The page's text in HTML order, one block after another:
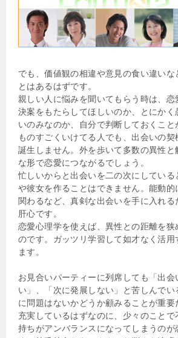
でも、価値観の相違や意見の食い違いな
とはあるはずです。
親しい人に悩みを聞いてもらう時は、
決案をもたらしてほしいのか、とにかく
いのみなのか、自分で判断しておくこと
ものすごくいけてる人でも、出会いの契
誕生しません。外を歩いて多数の異性と
な形で恋愛につながるでしょう。
忙しいからと出会いを二の次にしている
や彼女を作ることはできません。能動的
関わるなど、真剣な出会いを手に入れ
肝心です。
恋愛心理学を使えば、異性との距離を狭
のです。ガッツリ学習して如才なく活用
ます。
お見合いパーティーに列席しても「出会
い」、「次に発展しない」と苦しんで
に問題はないかどうか顧みることが重要
充実しているはずなのに、少々のこと
持ちがアンバランスになってしまうのが